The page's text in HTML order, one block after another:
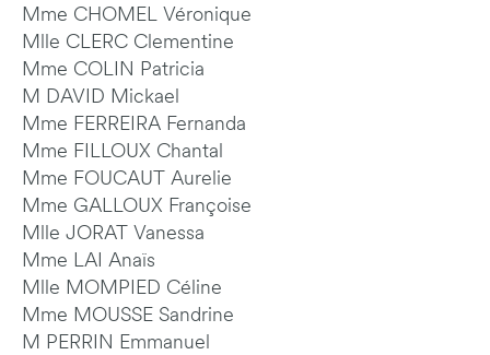
Mme CHOMEL Véronique
Mlle CLERC Clementine
Mme COLIN Patricia
M DAVID Mickael
Mme FERREIRA Fernanda
Mme FILLOUX Chantal
Mme FOUCAUT Aurelie
Mme GALLOUX Françoise
Mlle JORAT Vanessa
Mme LAI Anaïs
Mlle MOMPIED Céline
Mme MOUSSE Sandrine
M PERRIN Emmanuel